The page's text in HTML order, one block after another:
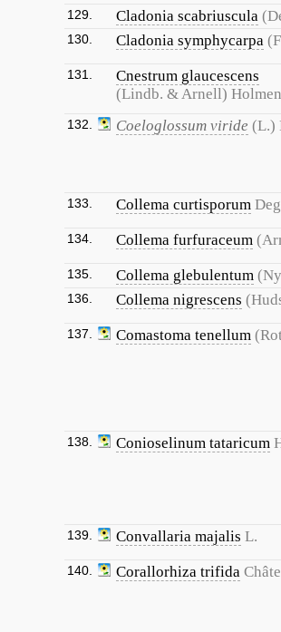
129. Cladonia scabriuscula
130. Cladonia symphycarpa
131.
Cnestrum glaucescens
(Lindb. & Arnell)
132. Coeloglossum viride (L.)
133. Collema curtisporum
134. Collema furfuraceum
135. Collema glebulentum
136. Collema nigrescens
137. Comastoma tenellum
138. Conioselinum tataricum
139. Convallaria majalis L.
140. Corallorhiza trifida